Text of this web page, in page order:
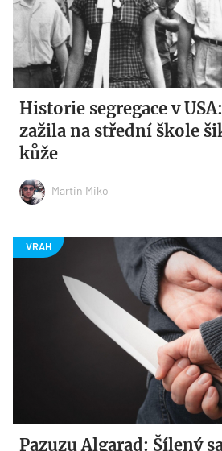
Historie segregace v
zažila na střední škole
kůže
Martin Miko
Pazuzu Algarad: Šílený